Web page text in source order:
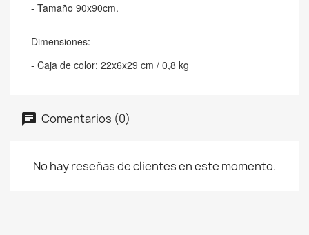
- Tamaño 90x90cm.
Dimensiones:
- Caja de color: 22x6x29 cm / 0,8 kg
Comentarios (0)
No hay reseñas de clientes en este momento.